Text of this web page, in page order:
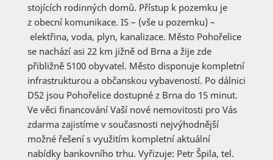
stojících rodinných domů. Přístup k pozemku je
z obecní komunikace. IS – (vše u pozemku) –
elektřina, voda, plyn, kanalizace. Město Pohořelice
se nachází asi 22 km jižně od Brna a žije zde
přibližně 5100 obyvatel. Město disponuje kompletní
infrastrukturou a občanskou vybaveností. Po dálnici
D52 jsou Pohořelice dostupné z Brna do 15 minut.
Ve věci financování Vaší nové nemovitosti pro Vás
zdarma zajistíme v současnosti nejvýhodnější
možné řešení s využitím kompletní aktuální
nabídky bankovního trhu. Vyřizuje: Petr Špila, tel.